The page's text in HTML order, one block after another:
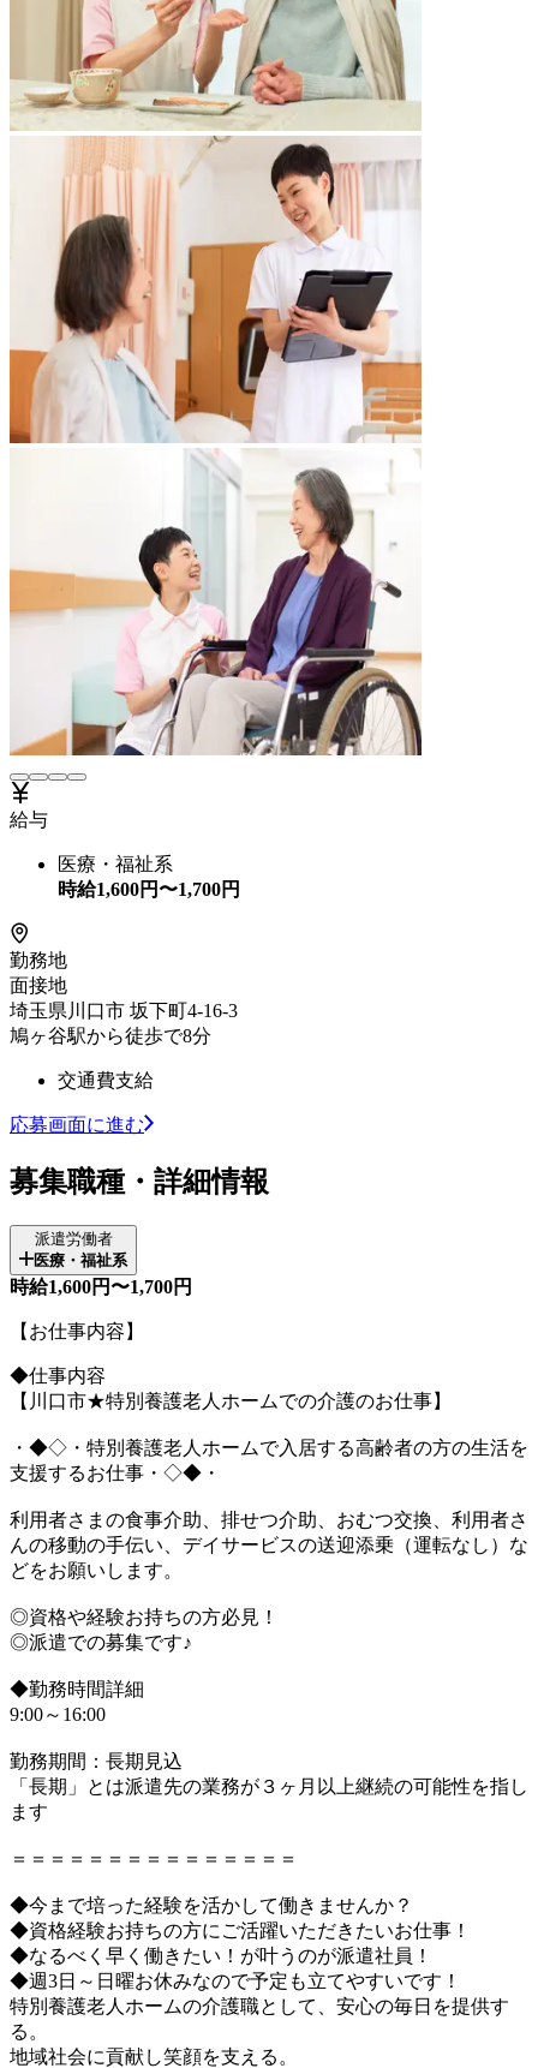
給与
医療・福祉系
時給1,600円〜1,700円
勤務地
面接地
埼玉県川口市 坂下町4-16-3
鳩ヶ谷駅から徒歩で8分
交通費支給
応募画面に進む
募集職種・詳細情報
派遣労働者
医療・福祉系
時給1,600円〜1,700円
【お仕事内容】
◆仕事内容
【川口市★特別養護老人ホームでの介護のお仕事】
・◆◇・特別養護老人ホームで入居する高齢者の方の生活を
支援するお仕事・◇◆・
利用者さまの食事介助、排せつ介助、おむつ交換、利用者さ
んの移動の手伝い、デイサービスの送迎添乗（運転なし）な
どをお願いします。
◎資格や経験お持ちの方必見！
◎派遣での募集です♪
◆勤務時間詳細
9:00～16:00
勤務期間：長期見込
「長期」とは派遣先の業務が３ヶ月以上継続の可能性を指し
ます
＝＝＝＝＝＝＝＝＝＝＝＝＝＝＝
◆今まで培った経験を活かして働きませんか？
◆資格経験お持ちの方にご活躍いただきたいお仕事！
◆なるべく早く働きたい！が叶うのが派遣社員！
◆週3日～日曜お休みなので予定も立てやすいです！
特別養護老人ホームの介護職として、安心の毎日を提供す
る。
地域社会に貢献し笑顔を支える。